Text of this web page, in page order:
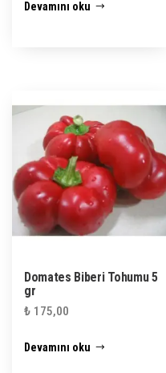
Devamını oku
Domates Biberi Tohumu 5
gr
₺ 175,00
Devamını oku